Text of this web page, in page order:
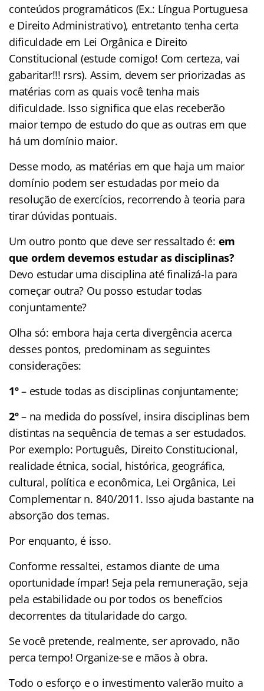
conteúdos programáticos (Ex.: Língua Portuguesa
e Direito Administrativo), entretanto tenha certa
dificuldade em Lei Orgânica e Direito
Constitucional (estude comigo! Com certeza, vai
gabaritar!!! rsrs). Assim, devem ser priorizadas as
matérias com as quais você tenha mais
dificuldade. Isso significa que elas receberão
maior tempo de estudo do que as outras em que
há um domínio maior.
Desse modo, as matérias em que haja um maior
domínio podem ser estudadas por meio da
resolução de exercícios, recorrendo à teoria para
tirar dúvidas pontuais.
Um outro ponto que deve ser ressaltado é: em
que ordem devemos estudar as disciplinas?
Devo estudar uma disciplina até finalizá-la para
começar outra? Ou posso estudar todas
conjuntamente?
Olha só: embora haja certa divergência acerca
desses pontos, predominam as seguintes
considerações:
1º– estude todas as disciplinas conjuntamente;
2º– na medida do possível, insira disciplinas bem
distintas na sequência de temas a ser estudados.
Por exemplo: Português, Direito Constitucional,
realidade étnica, social, histórica, geográfica,
cultural, política e econômica, Lei Orgânica, Lei
Complementar n. 840/2011. Isso ajuda bastante na
absorção dos temas.
Por enquanto, é isso.
Conforme ressaltei, estamos diante de uma
oportunidade ímpar! Seja pela remuneração, seja
pela estabilidade ou por todos os benefícios
decorrentes da titularidade do cargo.
Se você pretende, realmente, ser aprovado, não
perca tempo! Organize-se e mãos à obra.
Todo o esforço e o investimento valerão muito a